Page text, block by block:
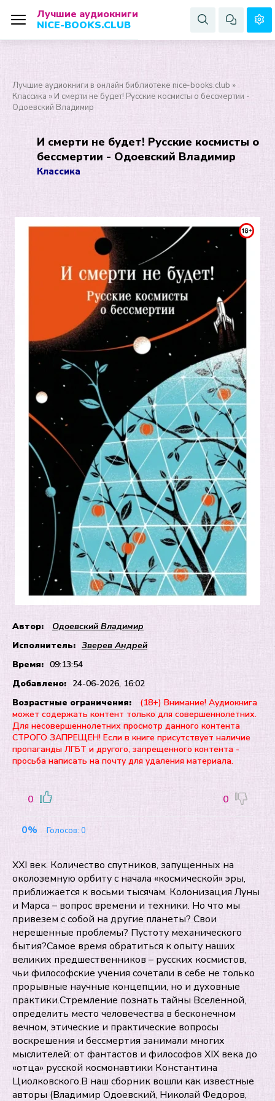
Лучшие аудиокниги
NICE-BOOKS.CLUB
Лучшие аудиокниги в онлайн библиотеке nice-books.club »
Классика » И смерти не будет! Русские космисты о бессмертии -
Одоевский Владимир
И смерти не будет! Русские космисты о
бессмертии - Одоевский Владимир
Классика
Автор:
Одоевский Владимир
Исполнитель: Зверев Андрей
Время: 09:13:54
Добавлено: 24-06-2026, 16:02
Возрастные ограничения:
(18+) Внимание! Аудиокнига
может содержать контент только для совершеннолетних.
Для несовершеннолетних просмотр данного контента
СТРОГО ЗАПРЕЩЕН! Если в книге присутствует наличие
пропаганды ЛГБТ и другого, запрещенного контента -
просьба написать на почту для удаления материала.
0 0
0% Голосов: 0
XXI век. Количество спутников, запущенных на
околоземную орбиту с начала «космической» эры,
приближается к восьми тысячам. Колонизация Луны
и Марса – вопрос времени и техники. Но что мы
привезем с собой на другие планеты? Свои
нерешенные проблемы? Пустоту механического
бытия?Самое время обратиться к опыту наших
великих предшественников – русских космистов,
чьи философские учения сочетали в себе не только
прорывные научные концепции, но и духовные
практики.Стремление познать тайны Вселенной,
определить место человечества в бесконечном
вечном, этические и практические вопросы
воскрешения и бессмертия занимали многих
мыслителей: от фантастов и философов XIX века до
«отца» русской космонавтики Константина
Циолковского.В наш сборник вошли как известные
авторы (Владимир Одоевский, Николай Федоров,